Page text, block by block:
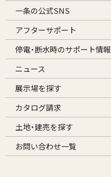
一条の公式SNS
アフターサポート
停電・断水時のサポート情報
ニュース
展示場を探す
カタログ請求
土地・建売を探す
お問い合わせ一覧